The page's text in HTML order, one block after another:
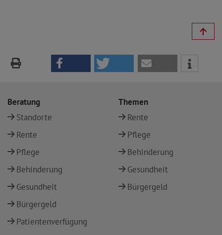
Beratung
Standorte
Rente
Pflege
Behinderung
Gesundheit
Bürgergeld
Patientenverfügung
Themen
Rente
Pflege
Behinderung
Gesundheit
Bürgergeld